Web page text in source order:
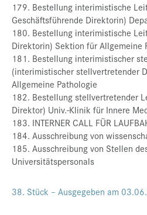
179. Bestellung interimistische
Geschäftsführende Direktorin)
180. Bestellung interimistische
Direktorin) Sektion für Allgemeine
181. Bestellung interimistischer
(interimistischer stellvertretender
Allgemeine Pathologie
182. Bestellung stellvertretender
Direktor) Univ.-Klinik für Innere
183. INTERNER CALL FÜR
184. Ausschreibung von
185. Ausschreibung von Stellen
Universitätspersonals
38. Stück – Ausgegeben am